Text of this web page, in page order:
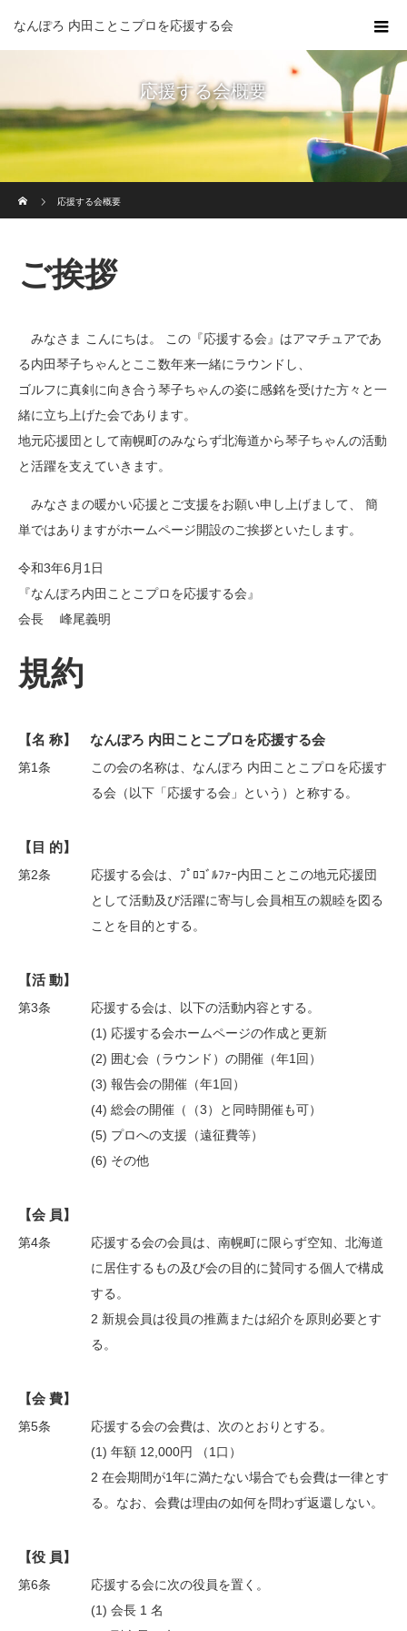
なんぽろ 内田ことこプロを応援する会
応援する会概要
応援する会概要
ご挨拶
みなさま こんにちは。 この『応援する会』はアマチュアであ
る内田琴子ちゃんとここ数年来一緒にラウンドし、
ゴルフに真剣に向き合う琴子ちゃんの姿に感銘を受けた方々と一
緒に立ち上げた会であります。
地元応援団として南幌町のみならず北海道から琴子ちゃんの活動
と活躍を支えていきます。
みなさまの暖かい応援とご支援をお願い申し上げまして、 簡
単ではありますがホームページ開設のご挨拶といたします。
令和3年6月1日
『なんぽろ内田ことこプロを応援する会』
会長 峰尾義明
規約
【名 称】 なんぽろ 内田ことこプロを応援する会
第1条
この会の名称は、なんぽろ 内田ことこプロを応援す
る会（以下「応援する会」という）と称する。
【目 的】
第2条
応援する会は、ﾌﾟﾛｺﾞﾙﾌｧｰ内田ことこの地元応援団
として活動及び活躍に寄与し会員相互の親睦を図る
ことを目的とする。
【活 動】
第3条
応援する会は、以下の活動内容とする。
(1) 応援する会ホームページの作成と更新
(2) 囲む会（ラウンド）の開催（年1回）
(3) 報告会の開催（年1回）
(4) 総会の開催（（3）と同時開催も可）
(5) プロへの支援（遠征費等）
(6) その他
【会 員】
第4条
応援する会の会員は、南幌町に限らず空知、北海道
に居住するもの及び会の目的に賛同する個人で構成
する。
2 新規会員は役員の推薦または紹介を原則必要とす
る。
【会 費】
第5条
応援する会の会費は、次のとおりとする。
(1) 年額 12,000円 （1口）
2 在会期間が1年に満たない場合でも会費は一律とす
る。なお、会費は理由の如何を問わず返還しない。
【役 員】
第6条
応援する会に次の役員を置く。
(1) 会長 1 名